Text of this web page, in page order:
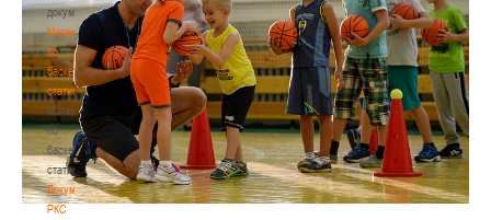
документы
Материалы
по
баскетбольной
статистике
Материалы
по
баскетбольной
статистике
Документы
РКС